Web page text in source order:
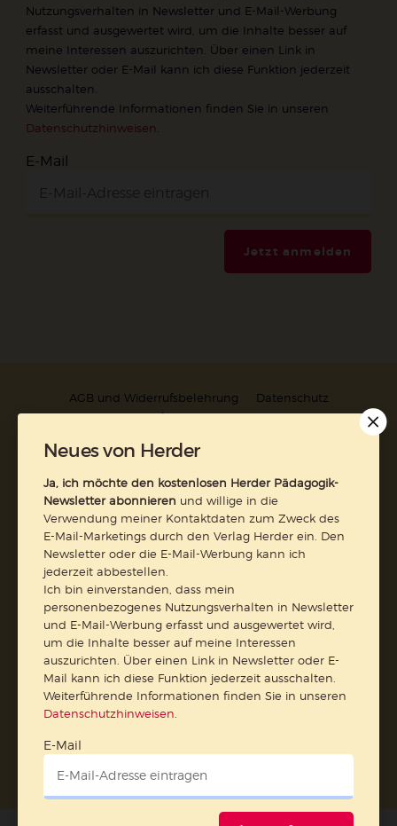
Nutzungsverhalten in Newsletter und E-Mail-Werbung
erfasst und ausgewertet wird, um die Inhalte besser auf
meine Interessen auszurichten. Über einen Link in
Newsletter oder E-Mail kann ich diese Funktion jederzeit
ausschalten.
Weiterführende Informationen finden Sie in unseren
Datenschutzhinweisen
E-Mail
Jetzt anmelden
AGB und Widerrufsbelehrung
Datenschutz
Barrierefreiheit
Impressum
Vertrag widerrufen
Abo online kündigen
Neues von Herder
Ja, ich möchte den kostenlosen Herder Pädagogik-
Newsletter abonnieren und willige in die
Verwendung meiner Kontaktdaten zum Zweck des
E-Mail-Marketings durch den Verlag Herder ein. Den
Newsletter oder die E-Mail-Werbung kann ich
jederzeit abbestellen.
Ich bin einverstanden, dass mein
personenbezogenes Nutzungsverhalten in Newsletter
und E-Mail-Werbung erfasst und ausgewertet wird,
um die Inhalte besser auf meine Interessen
auszurichten. Über einen Link in Newsletter oder E-
Mail kann ich diese Funktion jederzeit ausschalten.
Weiterführende Informationen finden Sie in unseren
Datenschutzhinweisen
E-Mail